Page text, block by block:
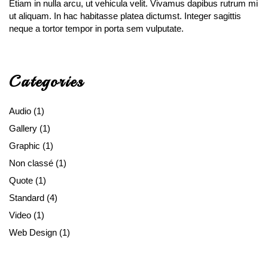
Etiam in nulla arcu, ut vehicula velit. Vivamus dapibus rutrum mi
ut aliquam. In hac habitasse platea dictumst. Integer sagittis
neque a tortor tempor in porta sem vulputate.
Categories
Audio (1)
Gallery (1)
Graphic (1)
Non classé (1)
Quote (1)
Standard (4)
Video (1)
Web Design (1)